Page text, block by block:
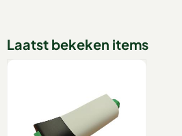
Laatst bekeken items